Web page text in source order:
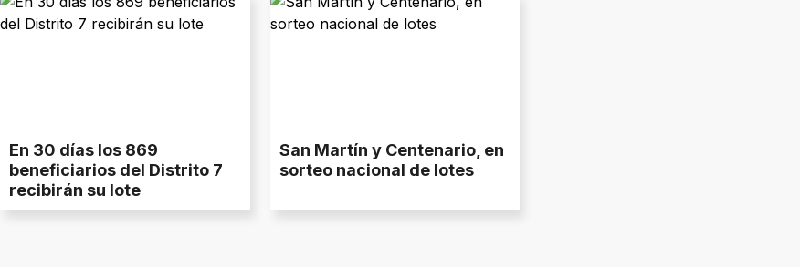
En 30 días los 869
beneficiarios del Distrito 7
recibirán su lote
San Martín y Centenario, en
sorteo nacional de lotes